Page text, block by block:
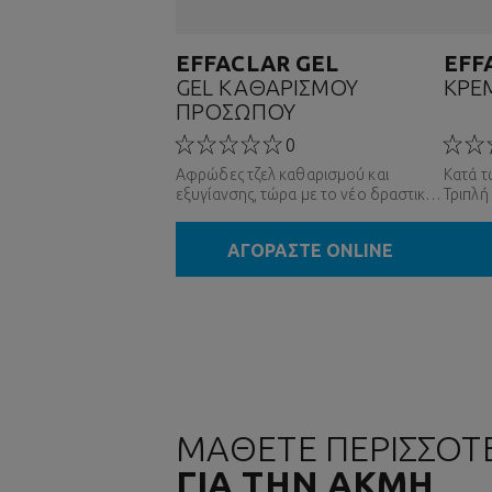
EFFACLAR GEL
GEL ΚΑΘΑΡΙΣΜΟΥ
ΠΡΟΣΩΠΟΥ
0
Αφρώδες τζελ καθαρισμού και
εξυγίανσης, τώρα με το νέο δραστικό
Εξισορροπεί το pH του δέρματος.
ΑΓΟΡΑΣΤΕ ONLINE
Κατά
του
ΜΑΘΕΤΕ
ΓΙΑ ΤΗΝ ΑΚΜΗ